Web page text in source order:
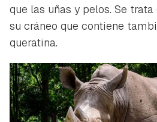
que las uñas y pelos. Se
su cráneo que contiene
queratina.